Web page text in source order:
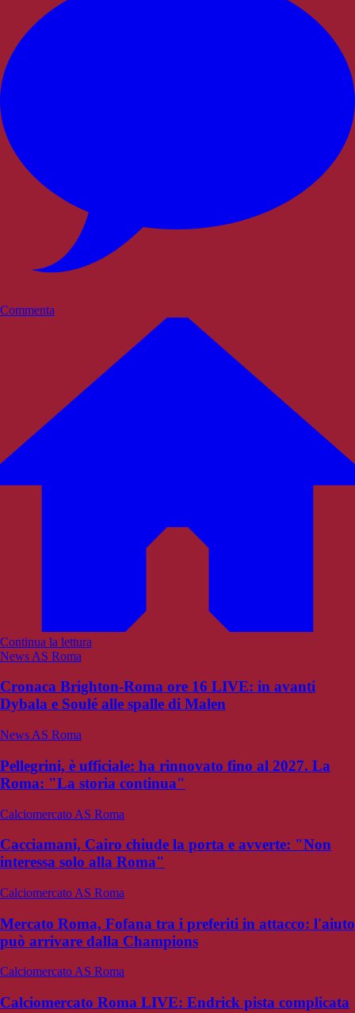
Commenta
Continua la lettura
News AS Roma
Cronaca Brighton-Roma ore 16 LIVE: in avanti
Dybala e Soulé alle spalle di Malen
News AS Roma
Pellegrini, è ufficiale: ha rinnovato fino al 2027. La
Roma: "La storia continua"
Calciomercato AS Roma
Cacciamani, Cairo chiude la porta e avverte: "Non
interessa solo alla Roma"
Calciomercato AS Roma
Mercato Roma, Fofana tra i preferiti in attacco: l'aiuto
può arrivare dalla Champions
Calciomercato AS Roma
Calciomercato Roma LIVE: Endrick pista complicata